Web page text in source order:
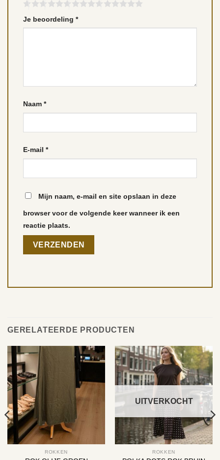
Je beoordeling *
Naam *
E-mail *
Mijn naam, e-mail en site opslaan in deze
browser voor de volgende keer wanneer ik een
reactie plaats.
GERELATEERDE PRODUCTEN
ROKKEN
UITVERKOCHT
ROKKEN